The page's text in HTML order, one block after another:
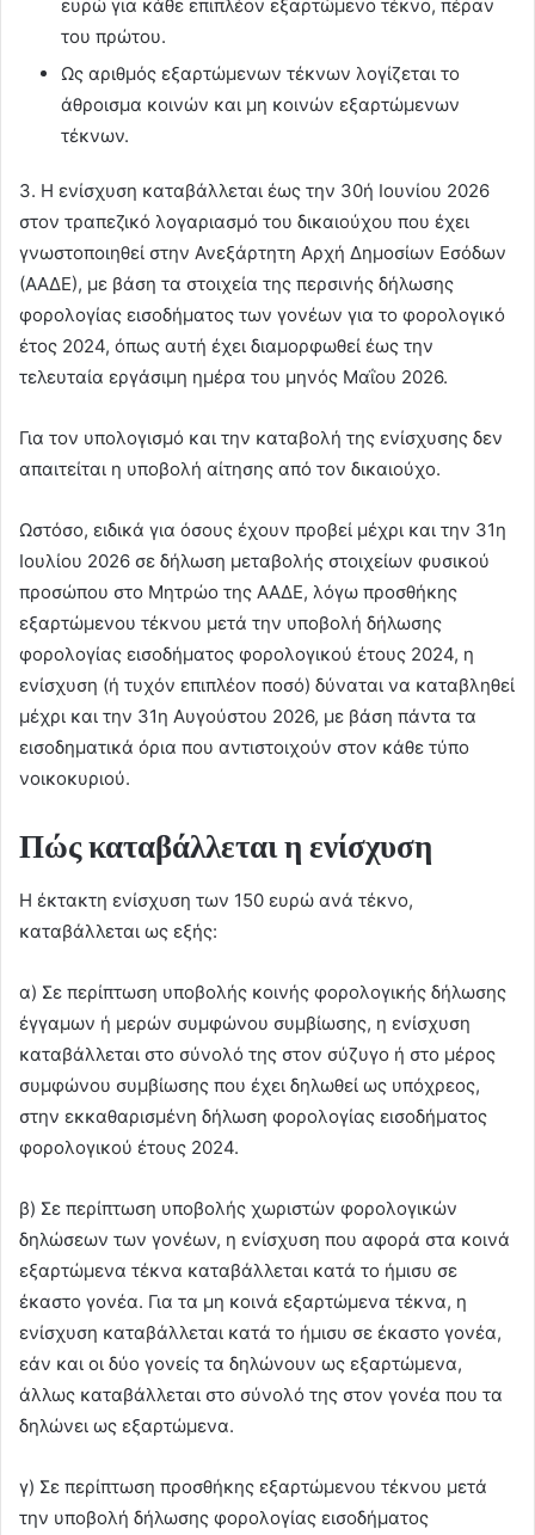
ευρώ για κάθε επιπλέον εξαρτώμενο τέκνο, πέραν
του πρώτου.
Ως αριθμός εξαρτώμενων τέκνων λογίζεται το
άθροισμα κοινών και μη κοινών εξαρτώμενων
τέκνων.
3. Η ενίσχυση καταβάλλεται έως την 30ή Ιουνίου 2026
στον τραπεζικό λογαριασμό του δικαιούχου που έχει
γνωστοποιηθεί στην Ανεξάρτητη Αρχή Δημοσίων Εσόδων
(ΑΑΔΕ), με βάση τα στοιχεία της περσινής δήλωσης
φορολογίας εισοδήματος των γονέων για το φορολογικό
έτος 2024, όπως αυτή έχει διαμορφωθεί έως την
τελευταία εργάσιμη ημέρα του μηνός Μαΐου 2026.
Για τον υπολογισμό και την καταβολή της ενίσχυσης δεν
απαιτείται η υποβολή αίτησης από τον δικαιούχο.
Ωστόσο, ειδικά για όσους έχουν προβεί μέχρι και την 31η
Ιουλίου 2026 σε δήλωση μεταβολής στοιχείων φυσικού
προσώπου στο Μητρώο της ΑΑΔΕ, λόγω προσθήκης
εξαρτώμενου τέκνου μετά την υποβολή δήλωσης
φορολογίας εισοδήματος φορολογικού έτους 2024, η
ενίσχυση (ή τυχόν επιπλέον ποσό) δύναται να καταβληθεί
μέχρι και την 31η Αυγούστου 2026, με βάση πάντα τα
εισοδηματικά όρια που αντιστοιχούν στον κάθε τύπο
νοικοκυριού.
Πώς καταβάλλεται η ενίσχυση
Η έκτακτη ενίσχυση των 150 ευρώ ανά τέκνο,
καταβάλλεται ως εξής:
α) Σε περίπτωση υποβολής κοινής φορολογικής δήλωσης
έγγαμων ή μερών συμφώνου συμβίωσης, η ενίσχυση
καταβάλλεται στο σύνολό της στον σύζυγο ή στο μέρος
συμφώνου συμβίωσης που έχει δηλωθεί ως υπόχρεος,
στην εκκαθαρισμένη δήλωση φορολογίας εισοδήματος
φορολογικού έτους 2024.
β) Σε περίπτωση υποβολής χωριστών φορολογικών
δηλώσεων των γονέων, η ενίσχυση που αφορά στα κοινά
εξαρτώμενα τέκνα καταβάλλεται κατά το ήμισυ σε
έκαστο γονέα. Για τα μη κοινά εξαρτώμενα τέκνα, η
ενίσχυση καταβάλλεται κατά το ήμισυ σε έκαστο γονέα,
εάν και οι δύο γονείς τα δηλώνουν ως εξαρτώμενα,
άλλως καταβάλλεται στο σύνολό της στον γονέα που τα
δηλώνει ως εξαρτώμενα.
γ) Σε περίπτωση προσθήκης εξαρτώμενου τέκνου μετά
την υποβολή δήλωσης φορολογίας εισοδήματος